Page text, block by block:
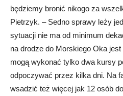
będziemy bronić nikogo za
Pietrzyk. – Sedno sprawy leży
sytuacji nie ma od minimum
na drodze do Morskiego Oka
mogą wykonać tylko dwa kursy
odpoczywać przez kilka dni. Na
wsadzić też więcej jak 12 osób